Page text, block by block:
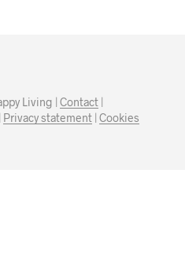
Living | Contact |
Privacy statement| Cookies